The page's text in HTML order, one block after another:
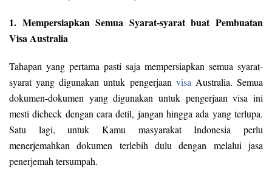
1. Mempersiapkan Semua Syarat-syarat buat Pembuatan
Visa Australia
Tahapan yang pertama pasti saja mempersiapkan semua syarat-
syarat yang digunakan untuk pengerjaan visaAustralia. Semua
dokumen-dokumen yang digunakan untuk pengerjaan visa ini
mesti dicheck dengan cara detil, jangan hingga ada yang terlupa.
Satu lagi, untuk Kamu masyarakat Indonesia perlu
menerjemahkan dokumen terlebih dulu dengan melalui jasa
penerjemah tersumpah.